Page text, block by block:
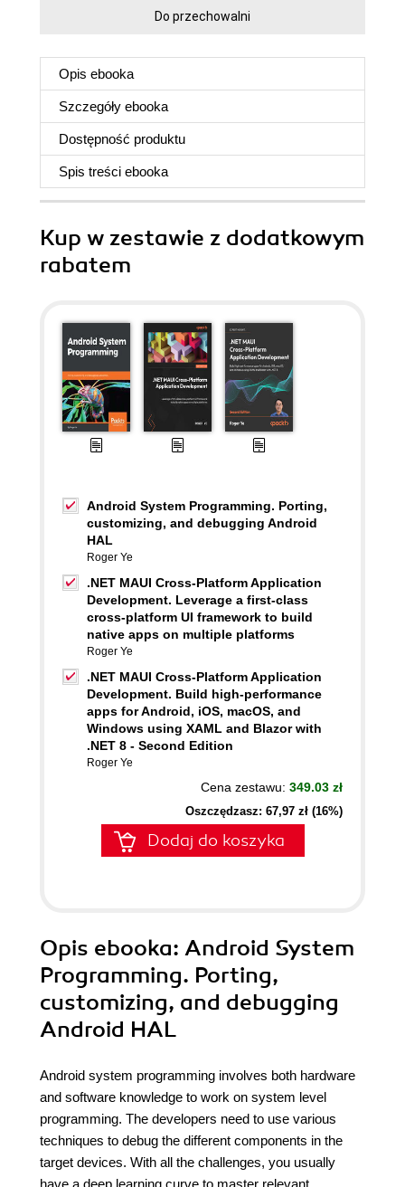
Do przechowalni
Opis ebooka
Szczegóły ebooka
Dostępność produktu
Spis treści ebooka
Kup w zestawie z dodatkowym
rabatem
Android System Programming. Porting,
customizing, and debugging Android
HAL
Roger Ye
.NET MAUI Cross-Platform Application
Development. Leverage a first-class
cross-platform UI framework to build
native apps on multiple platforms
Roger Ye
.NET MAUI Cross-Platform Application
Development. Build high-performance
apps for Android, iOS, macOS, and
Windows using XAML and Blazor with
.NET 8 - Second Edition
Roger Ye
Cena zestawu: 349.03 zł
Oszczędzasz: 67,97 zł (16%)
Dodaj do koszyka
Opis ebooka: Android System
Programming. Porting,
customizing, and debugging
Android HAL
Android system programming involves both hardware
and software knowledge to work on system level
programming. The developers need to use various
techniques to debug the different components in the
target devices. With all the challenges, you usually
have a deep learning curve to master relevant